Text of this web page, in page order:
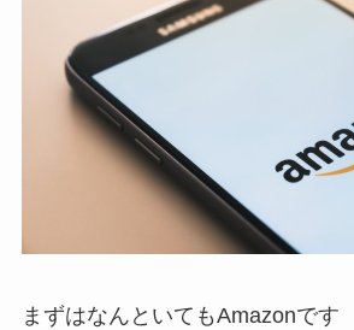
まずはなんといてもAmazonです